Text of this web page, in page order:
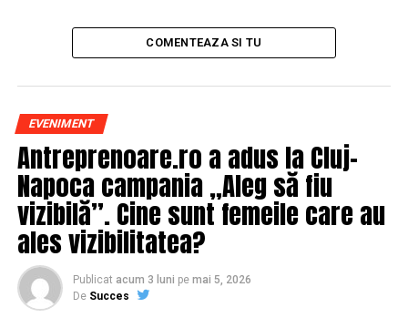
COMENTEAZA SI TU
EVENIMENT
Antreprenoare.ro a adus la Cluj-
Napoca campania „Aleg să fiu
vizibilă”. Cine sunt femeile care au
ales vizibilitatea?
Publicat acum 3 luni pe mai 5, 2026
De Succes